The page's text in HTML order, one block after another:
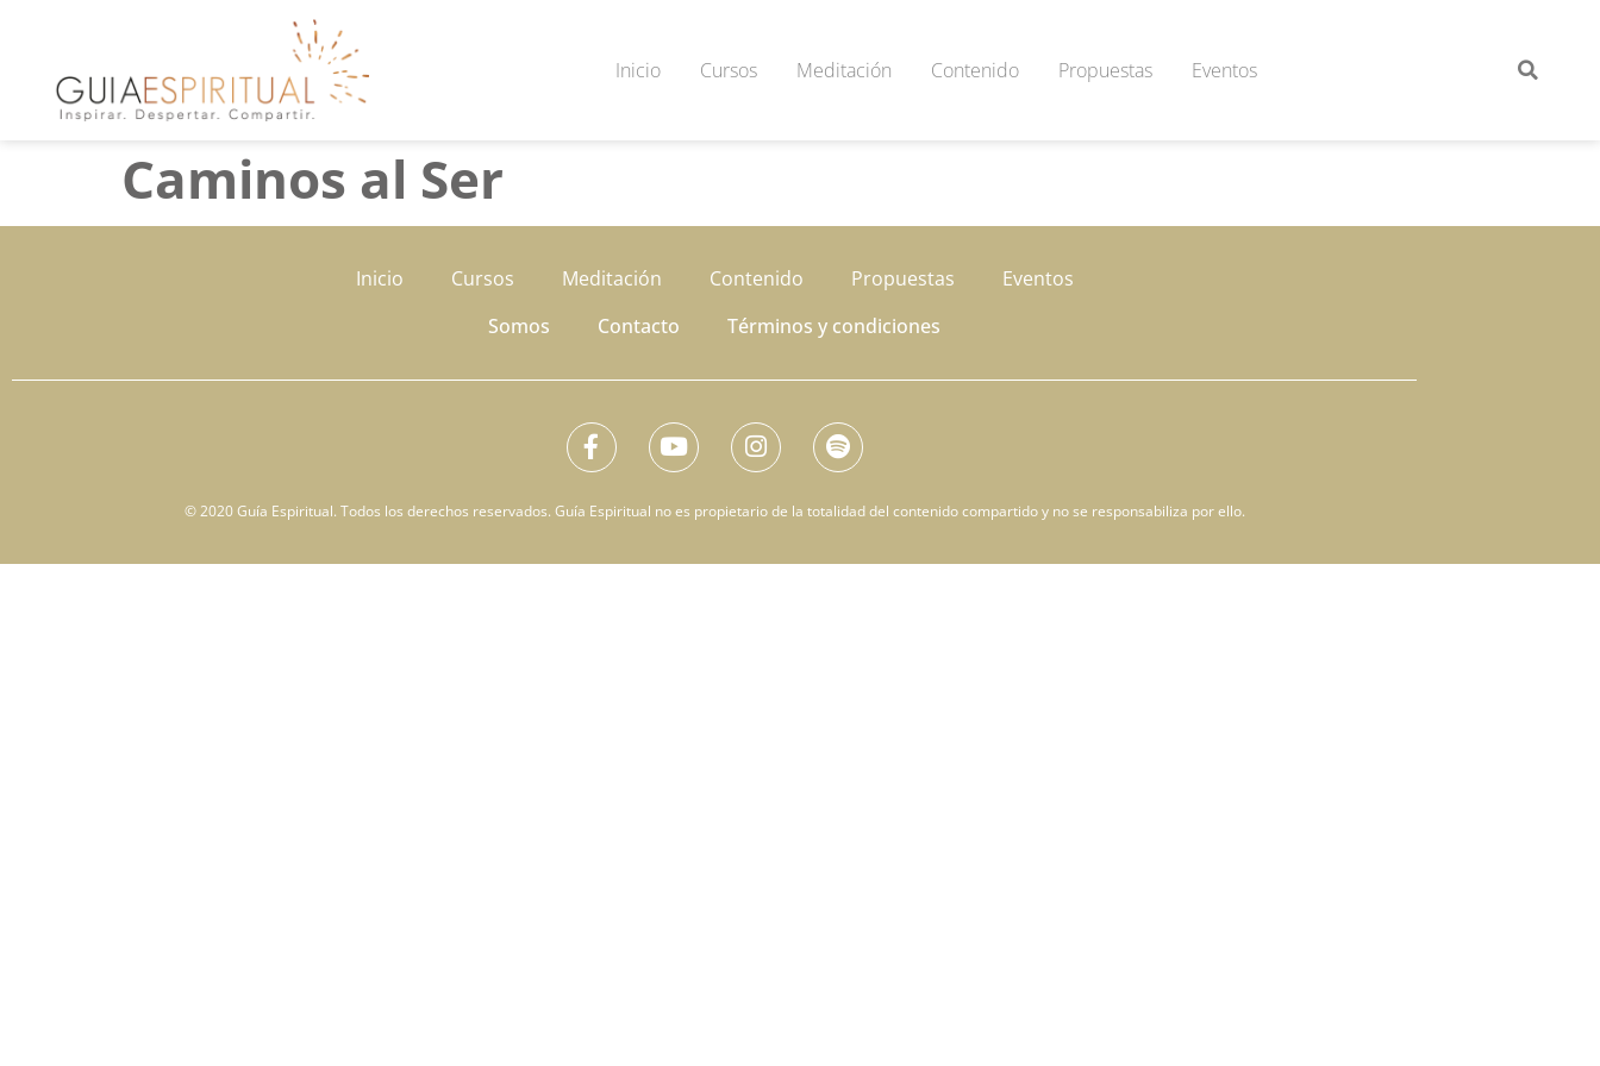
Inicio Cursos Meditación Contenido Propuestas Eventos
Caminos al Ser
Inicio Cursos Meditación Contenido Propuestas
Eventos
Somos
Contacto Términos y condiciones
© 2020 Guía Espiritual. Todos los derechos reservados. Guía Espiritual no es propietario de la totalidad del contenido compartido y no se responsabiliza por ello.